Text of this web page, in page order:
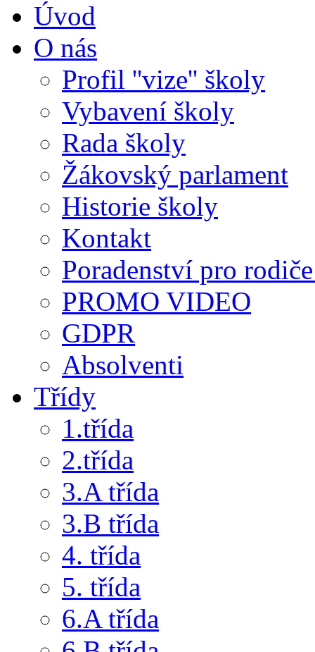
Úvod
O nás
Profil ''vize'' školy
Vybavení školy
Rada školy
Žákovský parlament
Historie školy
Kontakt
Poradenství pro
PROMO VIDEO
GDPR
Absolventi
Třídy
1.třída
2.třída
3.A třída
3.B třída
4. třída
5. třída
6.A třída